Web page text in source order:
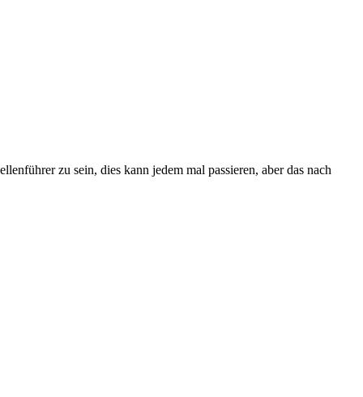
zu sein, dies kann jedem mal passieren, aber das nach